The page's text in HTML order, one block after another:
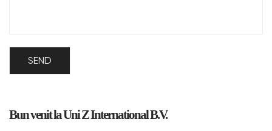
Bun venit la Uni Z International B.V.